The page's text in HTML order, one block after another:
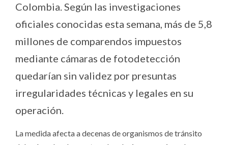
Colombia. Según las investigaciones
oficiales conocidas esta semana, más de 5,8
millones de comparendos impuestos
mediante cámaras de fotodetección
quedarían sin validez por presuntas
irregularidades técnicas y legales en su
operación.
La medida afecta a decenas de organismos de tránsito